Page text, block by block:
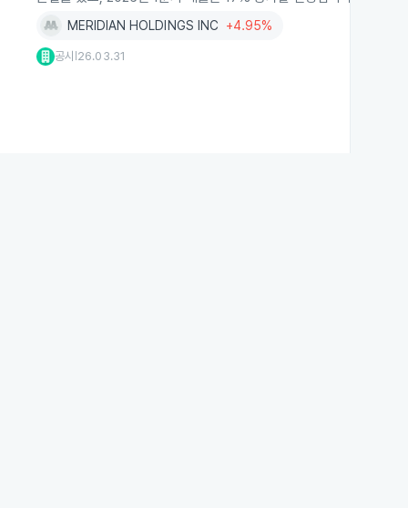
MERIDIAN HOLDINGS INC +4.95%
공시 26.03.31